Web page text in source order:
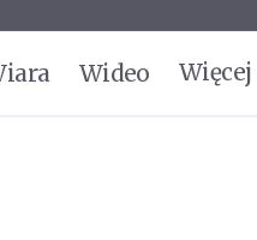
Wideo Więcej